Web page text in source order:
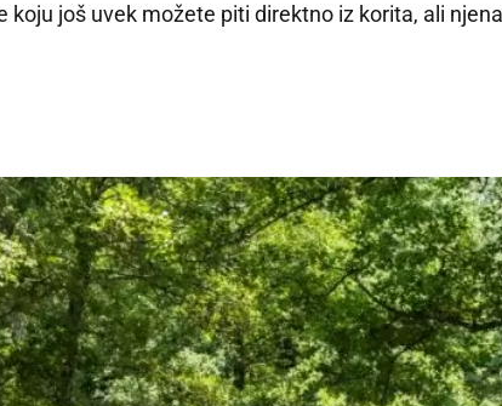
koju još uvek možete piti direktno iz korita, ali